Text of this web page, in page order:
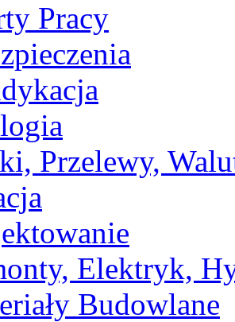
Pracy
Przelewy,
Elektryk,
Budowlane